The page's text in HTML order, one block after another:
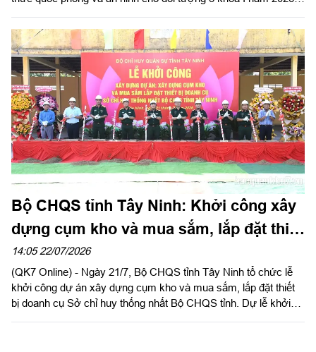
Quân sự tỉnh dự và chủ trì bế giảng.
Bộ CHQS tỉnh Tây Ninh: Khởi công xây
dựng cụm kho và mua sắm, lắp đặt thiết
bị doanh cụ
14:05 22/07/2026
(QK7 Online) - Ngày 21/7, Bộ CHQS tỉnh Tây Ninh tổ chức lễ
khởi công dự án xây dựng cụm kho và mua sắm, lắp đặt thiết
bị doanh cụ Sở chỉ huy thống nhất Bộ CHQS tỉnh. Dự lễ khởi